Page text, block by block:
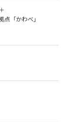
点「かわべ」